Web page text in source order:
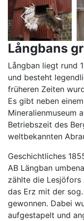
Långbans
Långban liegt rund
und besteht
früheren Zeiten
Es gibt neben
Mineralienmuseum
Betriebszeit des
weltbekannten
Geschichtliches
AB Längban
zählte die Lesjöfors
das Erz mit der
gewonnen. Dabei
aufgestapelt und